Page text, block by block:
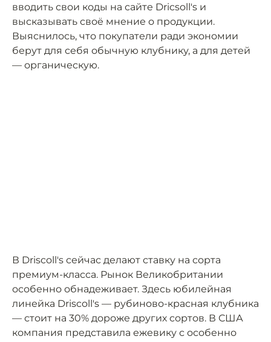
вводить свои коды на сайте Dricsoll's и
высказывать своё мнение о продукции.
Выяснилось, что покупатели ради экономии
берут для себя обычную клубнику, а для детей
— органическую.
В Driscoll's сейчас делают ставку на сорта
премиум-класса. Рынок Великобритании
особенно обнадеживает. Здесь юбилейная
линейка Driscoll's — рубиново-красная клубника
— стоит на 30% дороже других сортов. В США
компания представила ежевику с особенно